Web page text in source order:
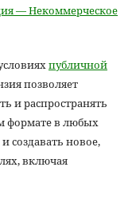
— Некоммерческое
публичной
позволяет
и распространять
формате в любых
создавать новое,
включая